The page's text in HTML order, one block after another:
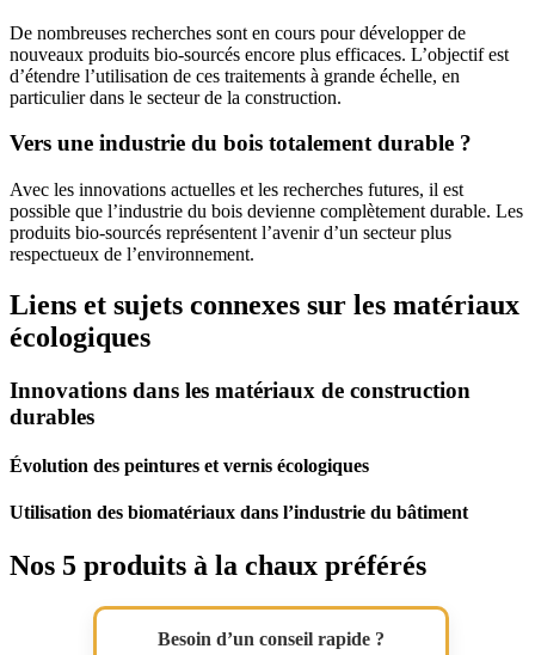
De nombreuses recherches sont en cours pour développer de
nouveaux produits bio-sourcés encore plus efficaces. L’objectif est
d’étendre l’utilisation de ces traitements à grande échelle, en
particulier dans le secteur de la construction.
Vers une industrie du bois totalement durable ?
Avec les innovations actuelles et les recherches futures, il est
possible que l’industrie du bois devienne complètement durable. Les
produits bio-sourcés représentent l’avenir d’un secteur plus
respectueux de l’environnement.
Liens et sujets connexes sur les matériaux
écologiques
Innovations dans les matériaux de construction
durables
Évolution des peintures et vernis écologiques
Utilisation des biomatériaux dans l’industrie du bâtiment
Nos 5 produits à la chaux préférés
Besoin d’un conseil rapide ?